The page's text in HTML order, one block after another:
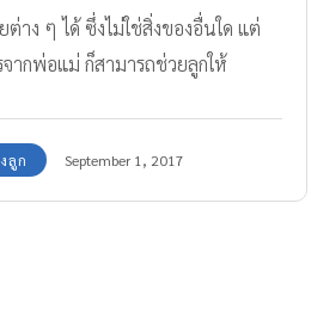
ต่าง ๆ ได้ ซึ่งไม่ใช่สิ่งของอื่นใด แต่
ากพ่อแม่ ก็สามารถช่วยลูกให้
ลูก September 1, 2017